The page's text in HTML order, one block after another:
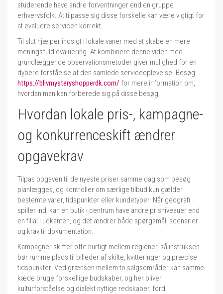
studerende have andre forventninger end en gruppe
erhvervsfolk. At tilpasse sig disse forskelle kan være vigtigt for
at evaluere servicen korrekt.
Til slut hjælper indsigt i lokale vaner med at skabe en mere
meningsfuld evaluering. At kombinere denne viden med
grundlæggende observationsmetoder giver mulighed for en
dybere forståelse af den samlede serviceoplevelse. Besøg
https://blivmysteryshopperdk.com/ for mere information om,
hvordan man kan forberede sig på disse besøg.
Hvordan lokale pris-, kampagne-
og konkurrenceskift ændrer
opgavekrav
Tilpas opgaven til de nyeste priser samme dag som besøg
planlægges, og kontroller om særlige tilbud kun gælder
bestemte varer, tidspunkter eller kundetyper. Når geografi
spiller ind, kan en butik i centrum have andre prisniveauer end
en filial i udkanten, og det ændrer både spørgsmål, scenarier
og krav til dokumentation.
Kampagner skifter ofte hurtigt mellem regioner, så instruksen
bør rumme plads til billeder af skilte, kvitteringer og præcise
tidspunkter. Ved grænsen mellem to salgsområder kan samme
kæde bruge forskellige budskaber, og her bliver
kulturforståelse og dialekt nyttige redskaber, fordi